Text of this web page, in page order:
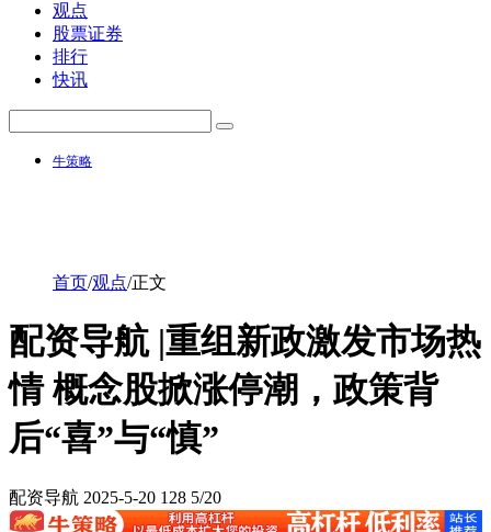
观点
股票证券
排行
快讯
牛策略
首页/观点/正文
配资导航 |重组新政激发市场热
情 概念股掀涨停潮，政策背
后“喜”与“慎”
配资导航 2025-5-20 128 5/20